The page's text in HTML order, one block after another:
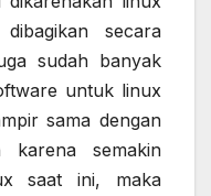
secara
sudah banyak
untuk linux
sama dengan
karena semakin
saat ini, maka